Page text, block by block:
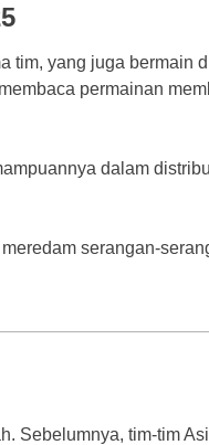
tim, yang juga bermain
permainan
dalam
serangan-
Sebelumnya, tim-tim